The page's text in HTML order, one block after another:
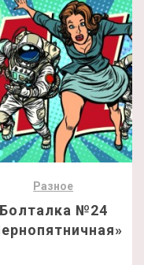
Разное
Болталка №24